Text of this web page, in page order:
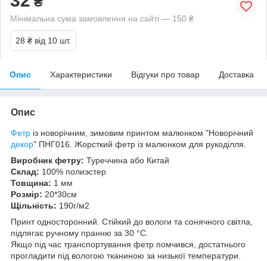
Мінімальна сума замовлення на сайті — 150 ₴
28 ₴ від 10 шт.
Опис Характеристики Відгуки про товар Доставка
Опис
Фетр із новорічним, зимовим принтом малюнком "Новорічний
декор" ПНГ016. Жорсткий фетр із малюнком для рукоділля.
Виробник фетру: Туреччина або Китай
Склад: 100% полиэстер
Товщина: 1 мм
Розмір: 20*30см
Щільність: 190г/м2
Принт односторонний. Стійкий до вологи та сонячного світла,
підлягає ручному пранню за 30 °C.
Якщо під час транспортування фетр помчився, достатнього
прогладити під вологою тканиною за низької температури.